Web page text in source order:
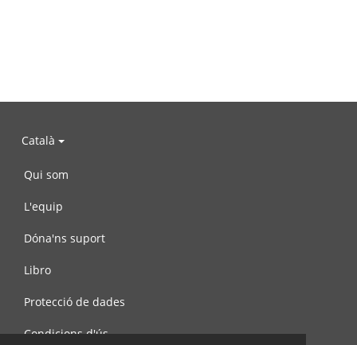
Català
Qui som
L'equip
Dóna'ns suport
Libro
Protecció de dades
Condicions d'ús